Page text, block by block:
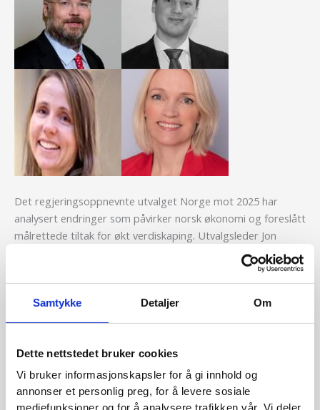
Samtykke Detaljer Om
Dette nettstedet bruker cookies
Vi bruker informasjonskapsler for å gi innhold og
annonser et personlig preg, for å levere sosiale
Det regjeringsoppnevnte utvalget Norge mot 2025 har
analysert endringer som påvirker norsk økonomi og foreslått
målrettede tiltak for økt verdiskaping. Utvalgsleder Jon
Gunnar Pedersen fra Arctic Securities snakket blant annet
om koronapandemiens effekt på norsk økonomi. Videre fikk
vi refleksjoner om strategiske trender i skadeforsikring frem
mot 2025 fra bransjen.